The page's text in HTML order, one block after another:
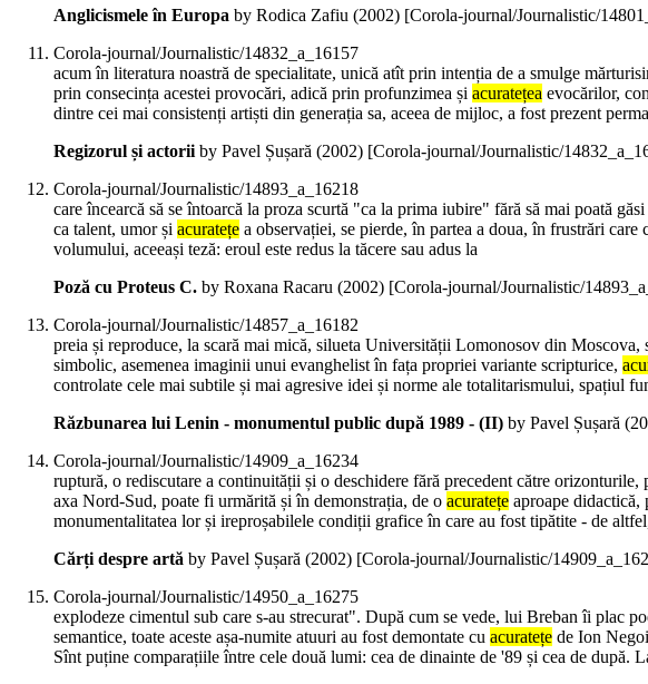
Anglicismele în Europa by Rodica Zafiu (2002) [Corola-journal/Journalistic/
Corola-journal/Journalistic/14832_a_16157
acum în literatura noastră de specialitate, unică atît prin intenția de a smulge
prin consecința acestei provocări, adică prin profunzimea și acuratețea evocărilor,
dintre cei mai consistenți artiști din generația sa, aceea de mijloc, a fost prezent
Regizorul și actoriiby Pavel Șușară (2002) [Corola-journal/Journalistic/
Corola-journal/Journalistic/14893_a_16218
care încearcă să se întoarcă la proza scurtă "ca la prima iubire" fără să mai poată
ca talent, umor și acuratețe a observației, se pierde, în partea a doua, în frustrări
volumului, aceeași teză: eroul este redus la tăcere sau adus la
Poză cu Proteus C. by Roxana Racaru (2002) [Corola-journal/Journalistic/
Corola-journal/Journalistic/14857_a_16182
preia și reproduce, la scară mai mică, silueta Universității Lomonosov din
simbolic, asemenea imaginii unui evanghelist în fața propriei variante scripturice,
controlate cele mai subtile și mai agresive idei și norme ale totalitarismului, spațiul
Răzbunarea lui Lenin - monumentul public după 1989 - (II) by Pavel Șușară (
Corola-journal/Journalistic/14909_a_16234
ruptură, o rediscutare a continuității și o deschidere fără precedent către
axa Nord-Sud, poate fi urmărită și în demonstrația, de o acuratețe aproape
monumentalitatea lor și ireproșabilele condiții grafice în care au fost tipătite - de
Cărți despre artă by Pavel Șușară (2002) [Corola-journal/Journalistic/
Corola-journal/Journalistic/14950_a_16275
explodeze cimentul sub care s-au strecurat". După cum se vede, lui Breban îi plac
semantice, toate aceste așa-numite atuuri au fost demontate cu acuratețe de Ion
Sînt puține comparațiile între cele două lumi: cea de dinainte de '89 și cea de după.